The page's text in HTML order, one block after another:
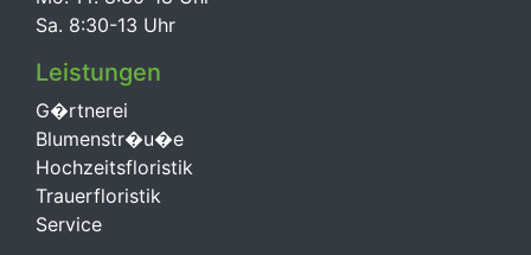
Sa. 8:30-13 Uhr
Leistungen
G�rtnerei
Blumenstr�u�e
Hochzeitsfloristik
Trauerfloristik
Service